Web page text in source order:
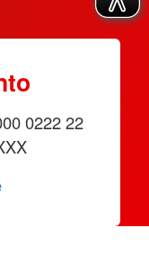
0222 22